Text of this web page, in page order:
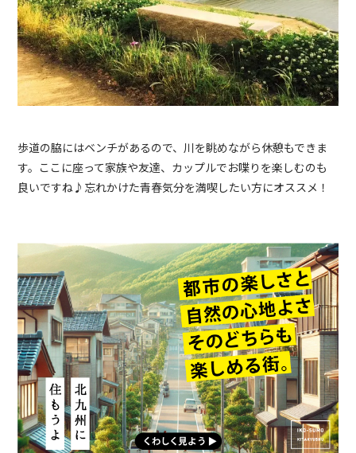
歩道の脇にはベンチがあるので、川を眺めながら休憩もできま
す。ここに座って家族や友達、カップルでお喋りを楽しむのも
良いですね♪忘れかけた青春気分を満喫したい方にオススメ！